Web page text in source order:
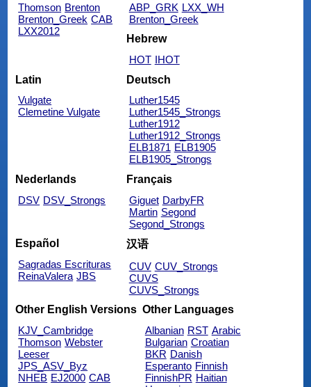
Thomson Brenton
Brenton_Greek CAB
LXX2012
ABP_GRK LXX_WH
Brenton_Greek
Hebrew
HOT IHOT
Latin
Vulgate
Clemetine Vulgate
Deutsch
Luther1545
Luther1545_Strongs
Luther1912
Luther1912_Strongs
ELB1871 ELB1905
ELB1905_Strongs
Nederlands
DSV DSV_Strongs
Français
Giguet DarbyFR
Martin Segond
Segond_Strongs
Español
Sagradas Escrituras
ReinaValera JBS
汉语
CUV CUV_Strongs
CUVS
CUVS_Strongs
Other English Versions
KJV_Cambridge
Thomson Webster
Leeser
JPS_ASV_Byz
NHEB EJ2000 CAB
Other Languages
Albanian RST Arabic
Bulgarian Croatian
BKR Danish
Esperanto Finnish
FinnishPR Haitian